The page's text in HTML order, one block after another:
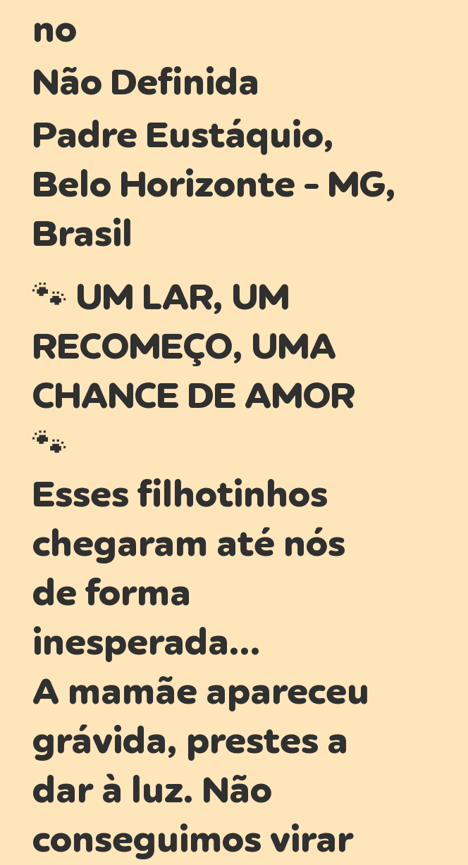
no
Não Definida
🐾 UM LAR, UM
RECOMEÇO, UMA
CHANCE DE AMOR
🐾
Esses filhotinhos
chegaram até nós
de forma
inesperada…
A mamãe apareceu
grávida, prestes a
dar à luz. Não
conseguimos virar
Padre Eustáquio,
Belo Horizonte - MG,
Brasil